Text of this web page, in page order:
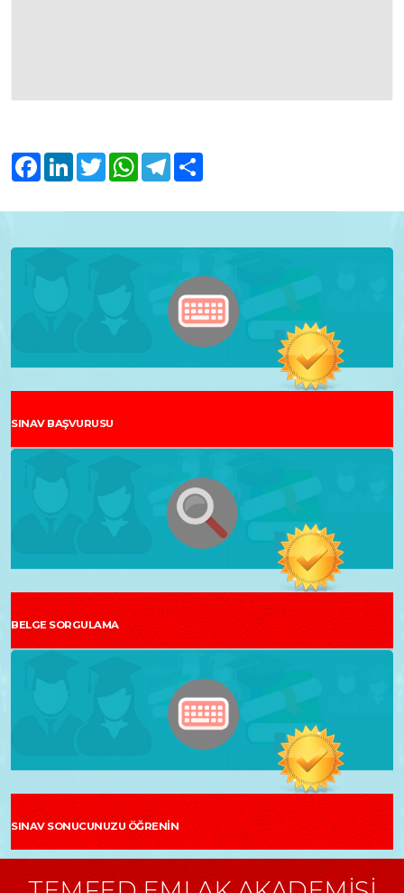
SINAV BAŞVURUSU
BELGE SORGULAMA
SINAV SONUCUNUZU ÖĞRENİN
FacebookLinkedInTwitter WhatsAppTelegram